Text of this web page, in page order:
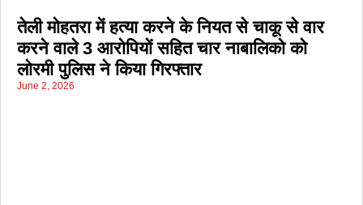
तेली मोहतरा में हत्या करने के नियत से चाकू से वार
करने वाले 3 आरोपियों सहित चार नाबालिको को
लोरमी पुलिस ने किया गिरफ्तार
June 2, 2026